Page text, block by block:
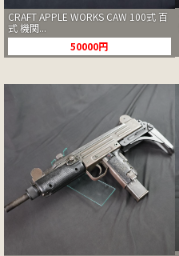
CRAFT APPLE WORKS CAW 100式 百
式 機関...
50000円